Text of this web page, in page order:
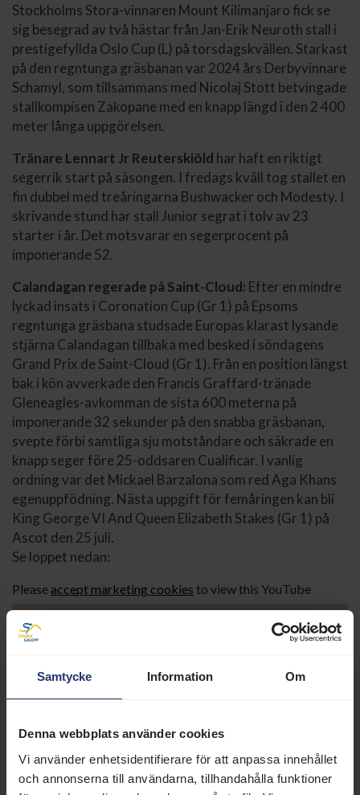
Samtycke Information Om
Denna webbplats använder cookies
Vi använder enhetsidentifierare för att anpassa innehållet
och annonserna till användarna, tillhandahålla funktioner
Stockholms Stora-vinnaren Mount Kilimanjaro fick se
sig besegrad av två hästar från Jan-Erik Neuroth stall i
prestigefyllda Oslo Cup (L) på torsdagskvällen. Starkast
på den regntunga gräsbanan var 2024 års Derbyvinnare
Schamyl, som tillsammans med Nicolaj Stott betvingade
stallkompisen Zakopane med en knapp längd i den 2 400
meter långa uppgörelsen.
Tränare Lennart Jr Reuterskiöld har haft en riktigt
segerrik start på säsongen. I fredags kväll tog stallet en
fin dubbel med treåringarna Bushwacker och Modesty. I
skrivande stund har stall Junior segrat i tolv av 23
starter i år. Det motsvarar en segerprocent på
imponerande 52.
Calandagan regerade på Saint-Cloud: Efter en mindre
lyckad insats i Coronation Cup (Gr 1) på Epsoms
regntunga gräsbana studsade Europas klarast lysande
stjärna Calandagan tillbaka med besked i söndagens
Grand Prix de Saint-Cloud (Gr 1). Från en position längst
bak i kön avverkade den Francis Graffard-tränade
Gleneagles-avkomman de sista 600 meterna på
imponerande 32 sekunder på den snabba gräsbanan,
svepte förbi samtliga sju motståndare och säkrade en
knapp seger före 25-oddsaren Cualificar. I vanlig
ordning var det Mickael Barzalona som red Aga Khans
egenuppfödning. Nästa uppgift för femåringen kan bli
King George VI And Queen Elizabeth Stakes (Gr 1) på
Ascot den 25 juli.
Se loppet nedan:
⋯
Please accept marketing cookies to view this YouTube
content.